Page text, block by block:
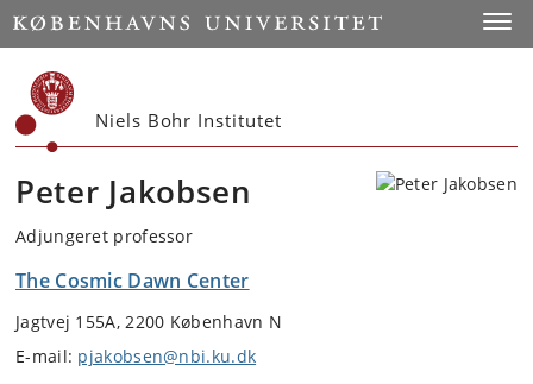
Start
Niels Bohr Institutet
Peter Jakobsen
Adjungeret professor
The Cosmic Dawn Center
Jagtvej 155A, 2200 København N
E-mail: pjakobsen@nbi.ku.dk